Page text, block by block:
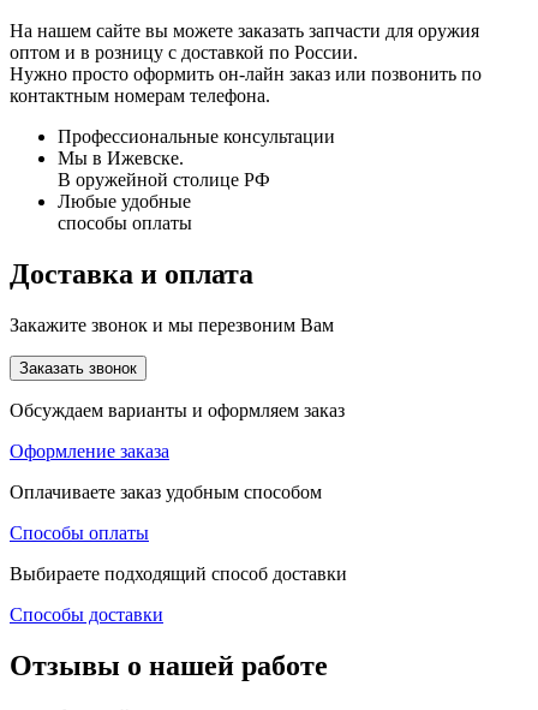
На нашем сайте вы можете заказать запчасти для оружия
оптом и в розницу с доставкой по России.
Нужно просто оформить он-лайн заказ или позвонить по
контактным номерам телефона.
Профессиональные консультации
Мы в Ижевске.
В оружейной столице РФ
Любые удобные
способы оплаты
Доставка и оплата
Закажите звонок и мы перезвоним Вам
Заказать звонок
Обсуждаем варианты и оформляем заказ
Оформление заказа
Оплачиваете заказ удобным способом
Способы оплаты
Выбираете подходящий способ доставки
Способы доставки
Отзывы о нашей работе